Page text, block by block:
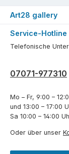
Art28 gallery
Service-Hotline
Telefonische
07071-977310
Mo – Fr, 9:00 –
und 13:00 – 17:00
Sa 10:00 – 14:00
Oder über unser